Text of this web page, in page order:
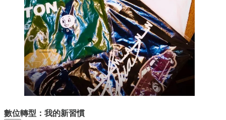
數位轉型：我的新習慣